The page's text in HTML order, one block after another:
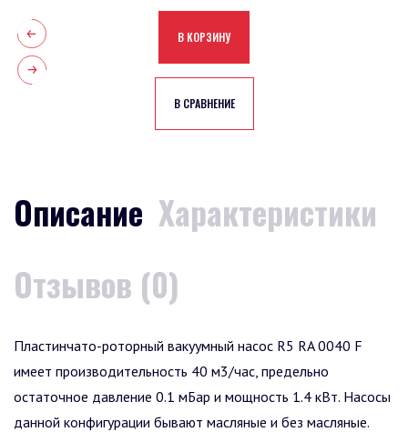
В КОРЗИНУ
В СРАВНЕНИЕ
Описание Характеристики
Отзывов (0)
Пластинчато-роторный вакуумный насос R5 RA 0040 F
имеет производительность 40 м3/час, предельно
остаточное давление 0.1 мБар и мощность 1.4 кВт. Насосы
данной конфигурации бывают масляные и без масляные.